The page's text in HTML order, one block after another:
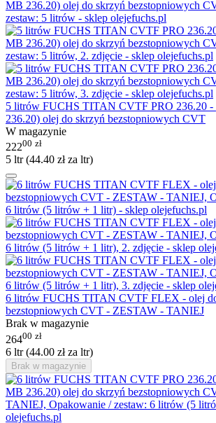
5 litrów FUCHS TITAN CVTF PRO 236.20
236.20) olej do skrzyń bezstopniowych CVT
W magazynie
22200 zł
5 ltr (44.40 złza ltr)
6 litrów FUCHS TITAN CVTF FLEX - olej
bezstopniowych CVT - ZESTAW - TANIEJ
Brak w magazynie
26400 zł
6 ltr (44.00 złza ltr)
Brak w magazynie